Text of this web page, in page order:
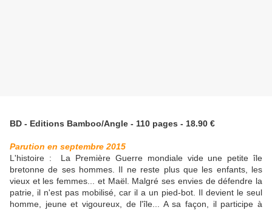
BD - Editions Bamboo/Angle - 110 pages - 18.90 €
Parution en septembre 2015
L'histoire : La Première Guerre mondiale vide une petite île
bretonne de ses hommes. Il ne reste plus que les enfants, les
vieux et les femmes... et Maël. Malgré ses envies de défendre la
patrie, il n'est pas mobilisé, car il a un pied-bot. Il devient le seul
homme, jeune et vigoureux, de l'île... A sa façon, il participe à